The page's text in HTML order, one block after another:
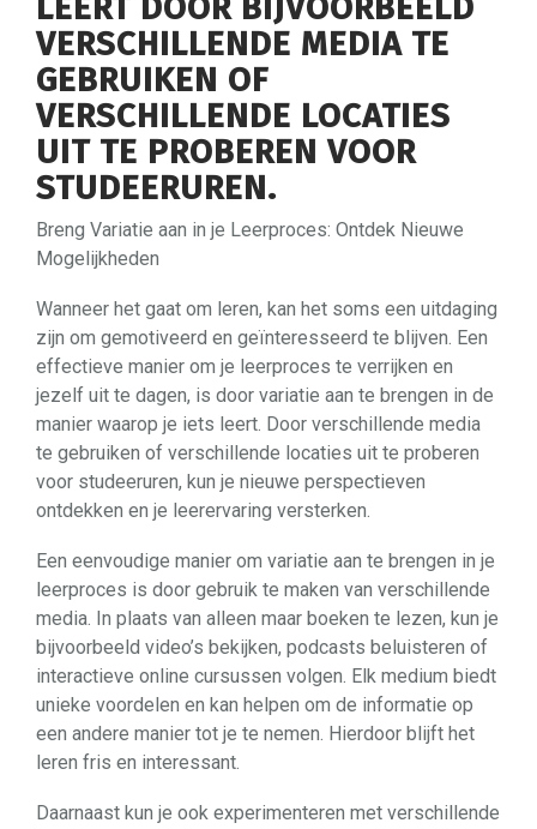
VERSCHILLENDE MEDIA TE
GEBRUIKEN OF
VERSCHILLENDE LOCATIES
UIT TE PROBEREN VOOR
STUDEERUREN.
Breng Variatie aan in je Leerproces: Ontdek Nieuwe
Mogelijkheden
Wanneer het gaat om leren, kan het soms een uitdaging
zijn om gemotiveerd en geïnteresseerd te blijven. Een
effectieve manier om je leerproces te verrijken en
jezelf uit te dagen, is door variatie aan te brengen in de
manier waarop je iets leert. Door verschillende media
te gebruiken of verschillende locaties uit te proberen
voor studeeruren, kun je nieuwe perspectieven
ontdekken en je leerervaring versterken.
Een eenvoudige manier om variatie aan te brengen in je
leerproces is door gebruik te maken van verschillende
media. In plaats van alleen maar boeken te lezen, kun je
bijvoorbeeld video’s bekijken, podcasts beluisteren of
interactieve online cursussen volgen. Elk medium biedt
unieke voordelen en kan helpen om de informatie op
een andere manier tot je te nemen. Hierdoor blijft het
leren fris en interessant.
Daarnaast kun je ook experimenteren met verschillende